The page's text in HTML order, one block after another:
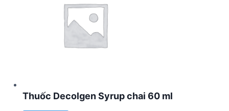
Thuốc Decolgen Syrup chai 60 ml